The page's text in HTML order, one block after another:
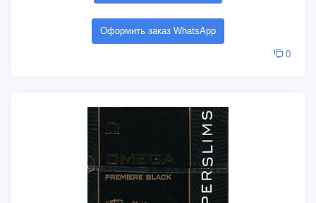
Оформить заказ WhatsApp
0